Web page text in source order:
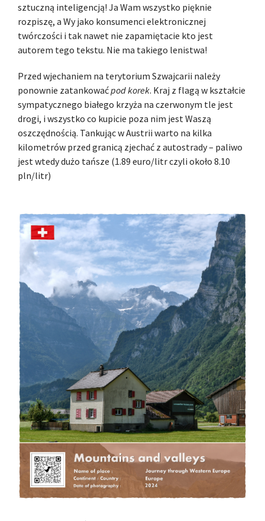
sztuczną inteligencją! Ja Wam wszystko pięknie
rozpiszę, a Wy jako konsumenci elektronicznej
twórczości i tak nawet nie zapamiętacie kto jest
autorem tego tekstu. Nie ma takiego lenistwa!
Przed wjechaniem na terytorium Szwajcarii należy
ponownie zatankowaćpod korek. Kraj z flagą w kształcie
sympatycznego białego krzyża na czerwonym tle jest
drogi, i wszystko co kupicie poza nim jest Waszą
oszczędnością. Tankując w Austrii warto na kilka
kilometrów przed granicą zjechać z autostrady – paliwo
jest wtedy dużo tańsze (1.89 euro/litr czyli około 8.10
pln/litr)